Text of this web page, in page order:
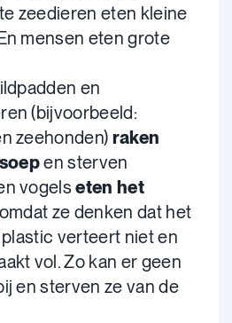
zeedieren eten kleine
mensen eten grote
en
(bijvoorbeeld:
zeehonden) raken
en sterven
vogelseten het
ze denken dat het
verteert niet en
vol. Zo kan er geen
en sterven ze van de